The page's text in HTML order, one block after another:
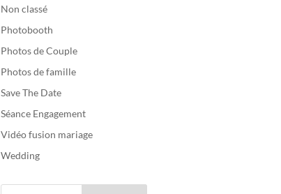
Non classé
Photobooth
Photos de Couple
Photos de famille
Save The Date
Séance Engagement
Vidéo fusion mariage
Wedding